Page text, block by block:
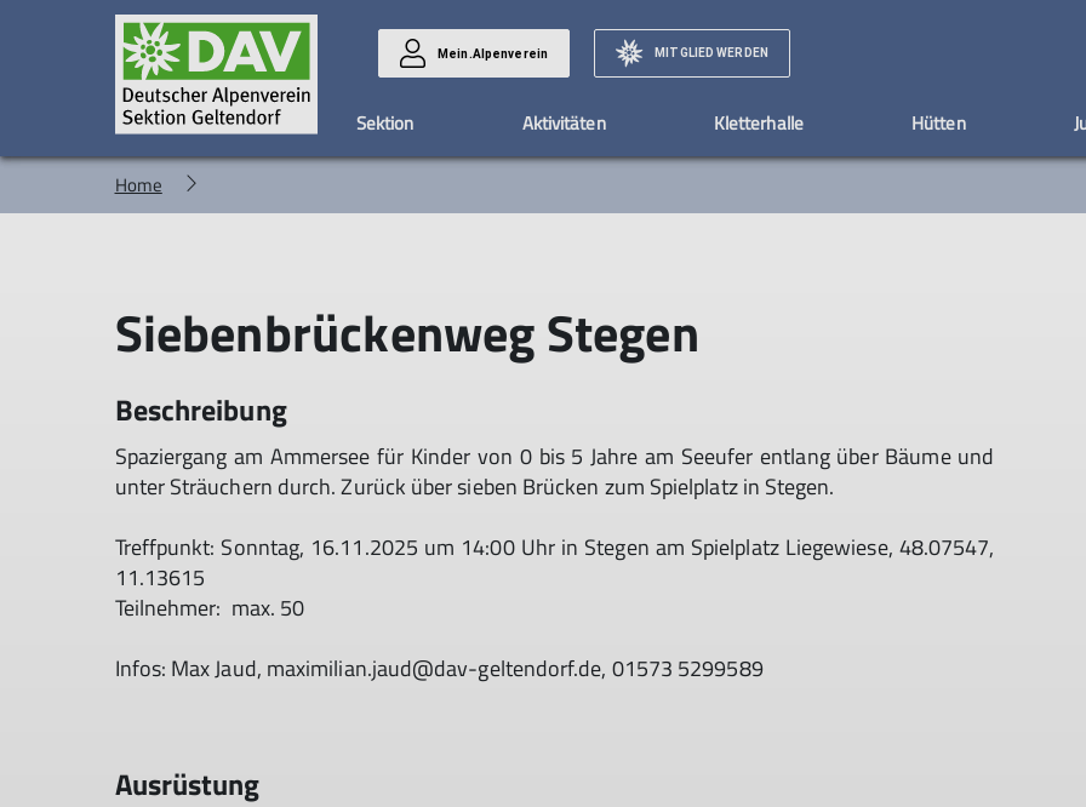
Mein.Alpenverein MITGLIED WERDEN
Sektion
Aktuelles Vereinsheim / Geschäftsstelle
Satzung
Chronik als Film
Ehrenamt Kontakte
Aktivitäten
Abteilungen
Ski Alpin
Fotogruppe
Programm Anmeldung Berichte Vorträge
Kletterhalle
Unsere Kletterhalle Belegungsplan
Hütten
Neue Magdeburger Hütte
WebCam Video
Jägerhäusl St. Zyprianer Hütte
Wer ist die JDAV
Mitteilungsblatt Download Newsletter Materialverleih
Infos über die Sektion Bildmaterial
Home
Siebenbrückenweg Stegen
Beschreibung
Spaziergang am Ammersee für Kinder von 0 bis 5 Jahre am Seeufer entlang über Bäume und
unter Sträuchern durch. Zurück über sieben Brücken zum Spielplatz in Stegen.
Treffpunkt: Sonntag, 16.11.2025 um 14:00 Uhr in Stegen am Spielplatz Liegewiese, 48.07547,
11.13615
Teilnehmer: max. 50
Infos: Max Jaud, maximilian.jaud@dav-geltendorf.de, 01573 5299589
Ausrüstung